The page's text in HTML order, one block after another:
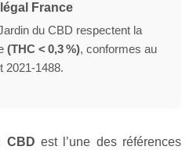
France
du CBD respectent la
(THC < 0,3 %), conformes au
2021-1488.
CBD est l’une des références